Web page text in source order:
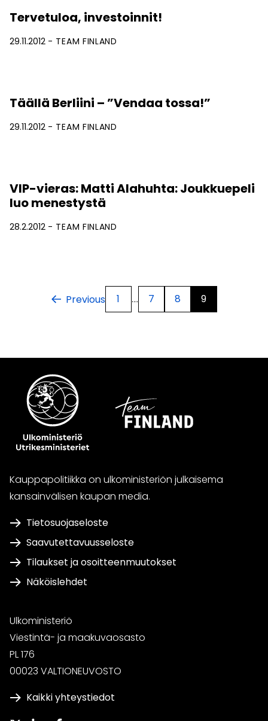
Tervetuloa, investoinnit!
29.11.2012 TEAM FINLAND
Täällä Berliini – ”Vendaa tossa!”
29.11.2012 TEAM FINLAND
VIP-vieras: Matti Alahuhta: Joukkuepeli
luo menestystä
28.2.2012 TEAM FINLAND
Previous 1 … 7 8 9
Kauppapolitiikka on ulkoministeriön julkaisema
kansainvälisen kaupan media.
Tietosuojaseloste
Saavutettavuusseloste
Tilaukset ja osoitteenmuutokset
Näköislehdet
Ulkoministeriö
Viestintä- ja maakuvaosasto
PL 176
00023 VALTIONEUVOSTO
Kaikki yhteystiedot